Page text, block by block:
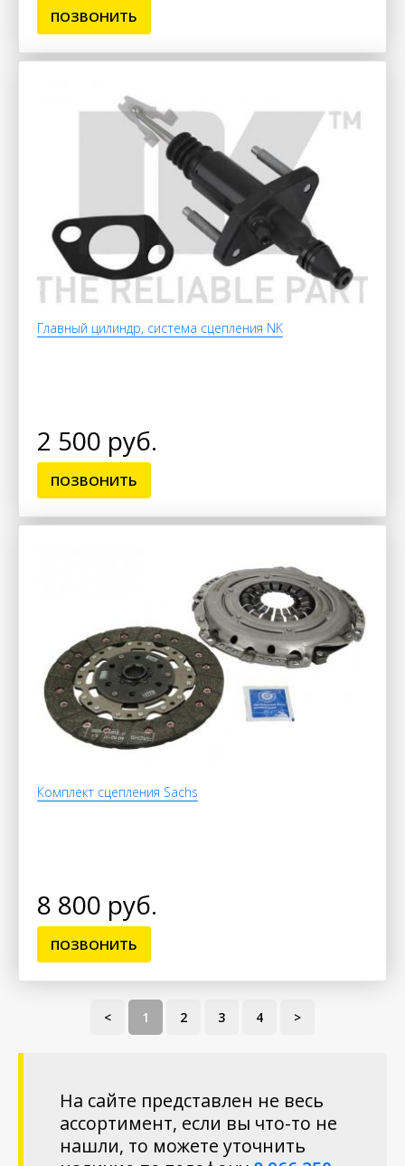
ПОЗВОНИТЬ
Главный цилиндр, система сцепления NK
2 500 руб.
ПОЗВОНИТЬ
Комплект сцепления Sachs
8 800 руб.
ПОЗВОНИТЬ
< 1 2 3 4 >
На сайте представлен не весь
ассортимент, если вы что-то не
нашли, то можете уточнить